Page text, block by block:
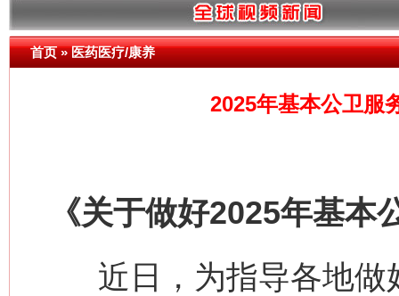
首页»医药医疗/康养
2025年基本公卫服
《关于做好2025年基
近日，为指导各地做